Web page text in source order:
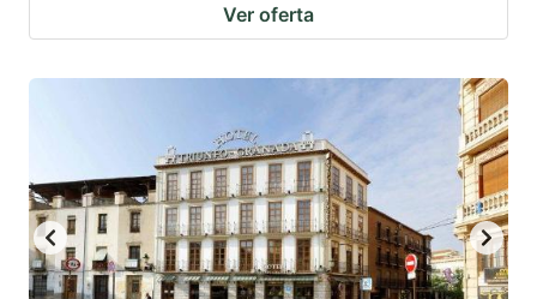
Ver oferta